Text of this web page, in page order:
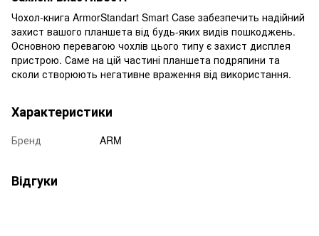
Чохол-книга ArmorStandart Smart Case забезпечить надійний
захист вашого планшета від будь-яких видів пошкоджень.
Основною перевагою чохлів цього типу є захист дисплея
пристрою. Саме на цій частині планшета подряпини та
сколи створюють негативне враження від використання.
Характеристики
Бренд ARM
Відгуки